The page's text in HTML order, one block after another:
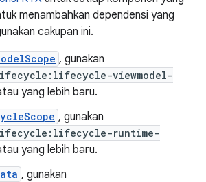
menambahkan dependensi yang
cakupan ini.
, gunakan
viewmodel-
yang lebih baru.
, gunakan
runtime-
yang lebih baru.
, gunakan